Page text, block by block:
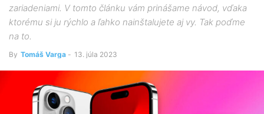
zariadeniami. V tomto článku vám prinášame návod, vďaka
ktorému si ju rýchlo a ľahko nainštalujete aj vy. Tak poďme
na to.
By Tomáš Varga - 13. júla 2023